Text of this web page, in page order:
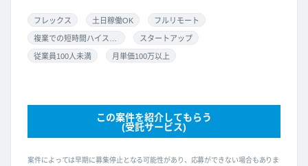
フレックス 土日稼働OK フルリモート
スタートアップ
従業員100人未満 月単価100万以上
この案件を紹介してもらう
(受託サービス)
案件によっては早期に募集停止となる可能性があり、応募ができない場合もありま